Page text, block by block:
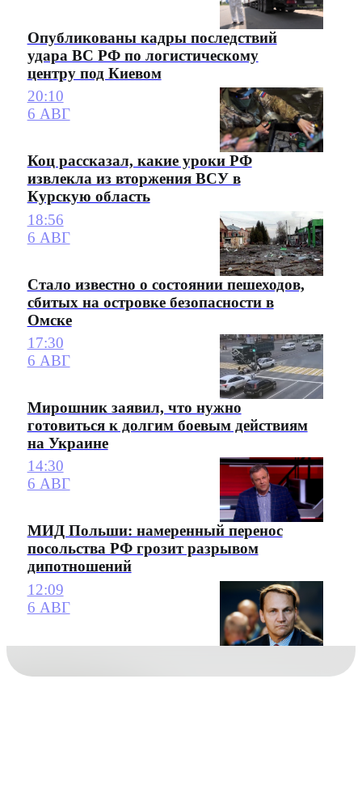
Опубликованы кадры последствий
удара ВС РФ по логистическому
центру под Киевом
20:10
6 АВГ
Коц рассказал, какие уроки РФ
извлекла из вторжения ВСУ в
Курскую область
18:56
6 АВГ
Стало известно о состоянии пешеходов,
сбитых на островке безопасности в
Омске
17:30
6 АВГ
Мирошник заявил, что нужно
готовиться к долгим боевым действиям
на Украине
14:30
6 АВГ
МИД Польши: намеренный перенос
посольства РФ грозит разрывом
дипотношений
12:09
6 АВГ